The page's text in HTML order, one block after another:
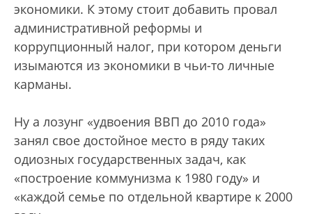
экономики. К этому стоит добавить провал
административной реформы и
коррупционный налог, при котором деньги
изымаются из экономики в чьи-то личные
карманы.
Ну а лозунг «удвоения ВВП до 2010 года»
занял свое достойное место в ряду таких
одиозных государственных задач, как
«построение коммунизма к 1980 году» и
«каждой семье по отдельной квартире к 2000